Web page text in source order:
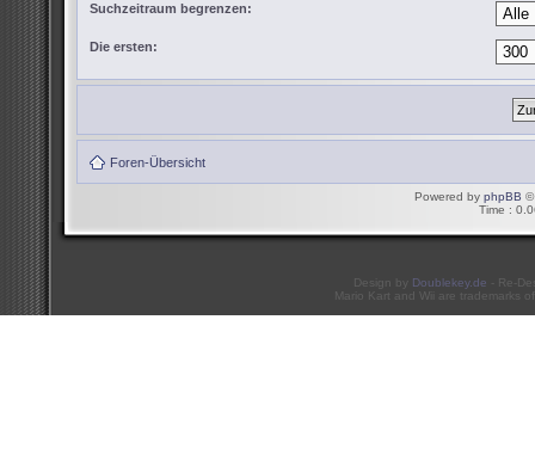
Suchzeitraum begrenzen:
Die ersten:
Foren-Übersicht
Powered by phpBB ©
Time :
Design by Doublekey.de - Re-
Mario Kart and Wii are trademarks